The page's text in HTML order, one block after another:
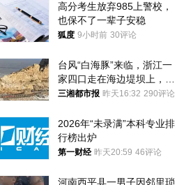
高分考生放弃985上警校，
也保不了一辈子安稳
狐度 9小时前 30评论
台风“白海豚”来临，浙江一
家四口走在海边堤坝上，其
中9岁男孩被巨浪卷入海
三湘都市报 昨天16:32 290评论
2026年“未录满”本科专业排
行榜出炉
第一财经 昨天20:59 46评论
河南西平县一男子因邻里琐